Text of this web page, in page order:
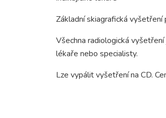
Základní skiagrafická vyšetření
Všechna radiologická
lékaře nebo specialisty.
Lze vypálit vyšetření na CD.